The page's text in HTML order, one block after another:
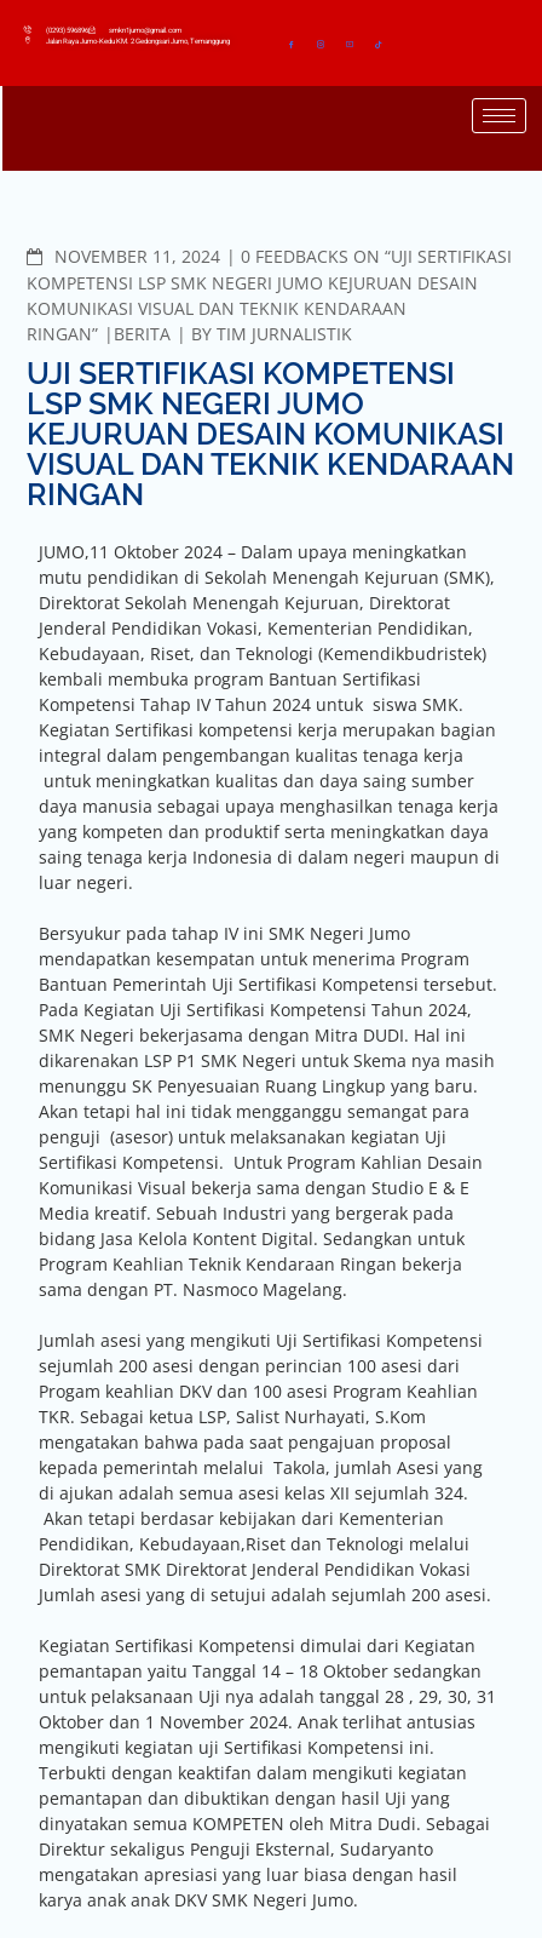
(0293) 596896
smkn1jumo@gmail.com
Jalan Raya Jumo-Kedu KM. 2 Gedongsari Jumo, Temanggung
NOVEMBER 11, 2024
0 FEEDBACKS ON “UJI SERTIFIKASI
KOMPETENSI LSP SMK NEGERI JUMO KEJURUAN DESAIN
KOMUNIKASI VISUAL DAN TEKNIK KENDARAAN
RINGAN”
BERITA BYTIM JURNALISTIK
UJI SERTIFIKASI KOMPETENSI
LSP SMK NEGERI JUMO
KEJURUAN DESAIN KOMUNIKASI
VISUAL DAN TEKNIK KENDARAAN
RINGAN
JUMO,11 Oktober 2024 – Dalam upaya meningkatkan
mutu pendidikan di Sekolah Menengah Kejuruan (SMK),
Direktorat Sekolah Menengah Kejuruan, Direktorat
Jenderal Pendidikan Vokasi, Kementerian Pendidikan,
Kebudayaan, Riset, dan Teknologi (Kemendikbudristek)
kembali membuka program Bantuan Sertifikasi
Kompetensi Tahap IV Tahun 2024 untuk siswa SMK.
Kegiatan Sertifikasi kompetensi kerja merupakan bagian
integral dalam pengembangan kualitas tenaga kerja
untuk meningkatkan kualitas dan daya saing sumber
daya manusia sebagai upaya menghasilkan tenaga kerja
yang kompeten dan produktif serta meningkatkan daya
saing tenaga kerja Indonesia di dalam negeri maupun di
luar negeri.
Bersyukur pada tahap IV ini SMK Negeri Jumo
mendapatkan kesempatan untuk menerima Program
Bantuan Pemerintah Uji Sertifikasi Kompetensi tersebut.
Pada Kegiatan Uji Sertifikasi Kompetensi Tahun 2024,
SMK Negeri bekerjasama dengan Mitra DUDI. Hal ini
dikarenakan LSP P1 SMK Negeri untuk Skema nya masih
menunggu SK Penyesuaian Ruang Lingkup yang baru.
Akan tetapi hal ini tidak mengganggu semangat para
penguji (asesor) untuk melaksanakan kegiatan Uji
Sertifikasi Kompetensi. Untuk Program Kahlian Desain
Komunikasi Visual bekerja sama dengan Studio E & E
Media kreatif. Sebuah Industri yang bergerak pada
bidang Jasa Kelola Kontent Digital. Sedangkan untuk
Program Keahlian Teknik Kendaraan Ringan bekerja
sama dengan PT. Nasmoco Magelang.
Jumlah asesi yang mengikuti Uji Sertifikasi Kompetensi
sejumlah 200 asesi dengan perincian 100 asesi dari
Progam keahlian DKV dan 100 asesi Program Keahlian
TKR. Sebagai ketua LSP, Salist Nurhayati, S.Kom
mengatakan bahwa pada saat pengajuan proposal
kepada pemerintah melalui Takola, jumlah Asesi yang
di ajukan adalah semua asesi kelas XII sejumlah 324.
Akan tetapi berdasar kebijakan dari Kementerian
Pendidikan, Kebudayaan,Riset dan Teknologi melalui
Direktorat SMK Direktorat Jenderal Pendidikan Vokasi
Jumlah asesi yang di setujui adalah sejumlah 200 asesi.
Kegiatan Sertifikasi Kompetensi dimulai dari Kegiatan
pemantapan yaitu Tanggal 14 – 18 Oktober sedangkan
untuk pelaksanaan Uji nya adalah tanggal 28 , 29, 30, 31
Oktober dan 1 November 2024. Anak terlihat antusias
mengikuti kegiatan uji Sertifikasi Kompetensi ini.
Terbukti dengan keaktifan dalam mengikuti kegiatan
pemantapan dan dibuktikan dengan hasil Uji yang
dinyatakan semua KOMPETEN oleh Mitra Dudi. Sebagai
Direktur sekaligus Penguji Eksternal, Sudaryanto
mengatakan apresiasi yang luar biasa dengan hasil
karya anak anak DKV SMK Negeri Jumo.